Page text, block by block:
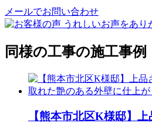
メールでお問い合わせ
同様の工事の施工事例
【熊本市北区K様邸】